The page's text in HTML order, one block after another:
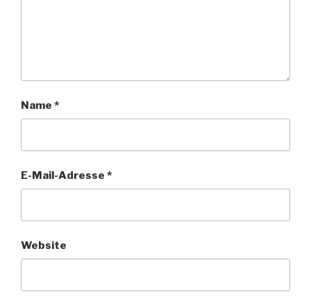
Name *
E-Mail-Adresse *
Website